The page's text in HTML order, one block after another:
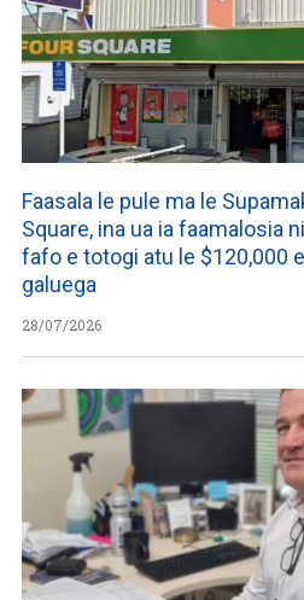
Faasala le pule ma le
Square, ina ua ia faamalosia
fafo e totogi atu le $120,000
galuega
28/07/2026